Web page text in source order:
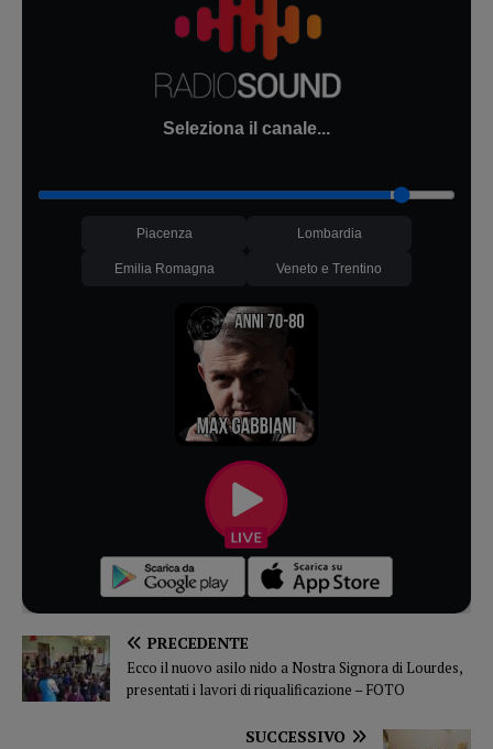
Seleziona il canale...
Piacenza Lombardia
Emilia Romagna Veneto e Trentino
PRECEDENTE
Ecco il nuovo asilo nido a Nostra Signora di Lourdes,
presentati i lavori di riqualificazione – FOTO
SUCCESSIVO